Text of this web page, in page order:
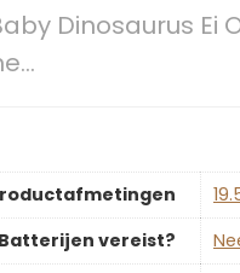
Dinosaurus Ei
Batterijen vereist?